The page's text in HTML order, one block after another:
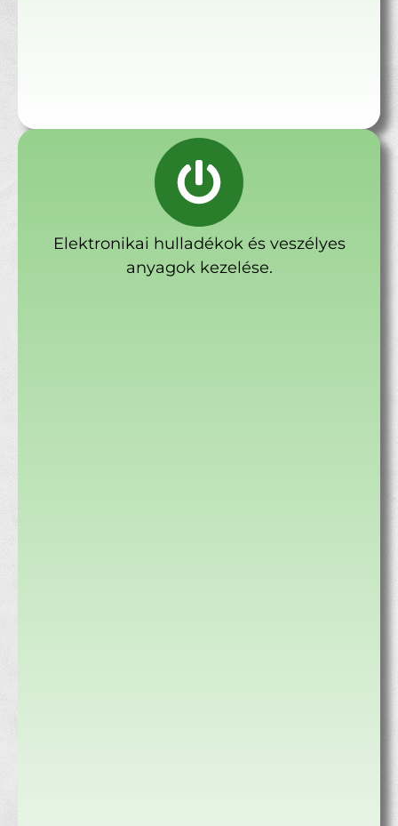
Elektronikai hulladékok és veszélyes
anyagok kezelése.